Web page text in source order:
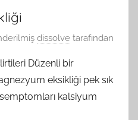
dissolve tarafından
Düzenli bir
eksikliği pek sık
kalsiyum